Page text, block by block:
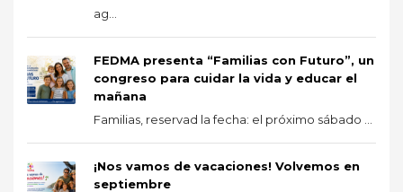
ag...
FEDMA presenta “Familias con Futuro”, un
congreso para cuidar la vida y educar el
mañana
Familias, reservad la fecha: el próximo sábado ...
¡Nos vamos de vacaciones! Volvemos en
septiembre